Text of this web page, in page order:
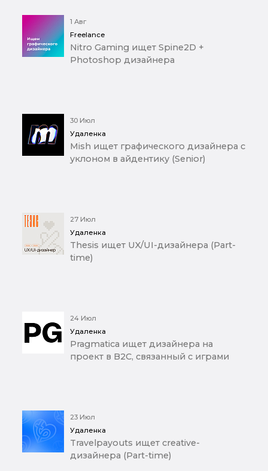
1 Авг
Freelance
Nitro Gaming ищет Spine2D +
Photoshop дизайнера
30 Июл
Удаленка
Mish ищет графического дизайнера с
уклоном в айдентику (Senior)
27 Июл
Удаленка
Thesis ищет UX/UI-дизайнера (Part-
time)
24 Июл
Удаленка
Pragmatica ищет дизайнера на
проект в B2C, связанный с играми
23 Июл
Удаленка
Travelpayouts ищет creative-
дизайнера (Part-time)